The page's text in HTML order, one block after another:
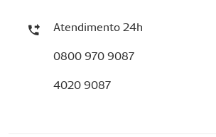
Atendimento 24h
0800 970 9087
4020 9087